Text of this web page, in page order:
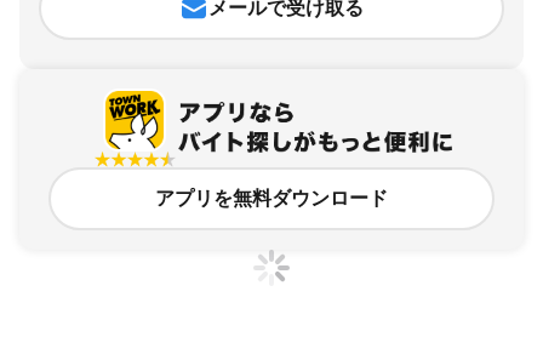
メールで受け取る
アプリを無料ダウンロード